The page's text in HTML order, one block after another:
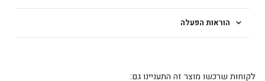
הוראות הפעלה
לקוחות שרכשו מוצר זה התעניינו גם: